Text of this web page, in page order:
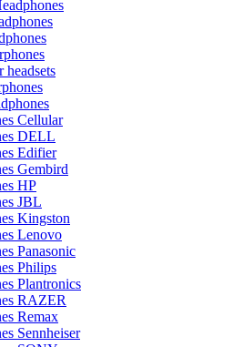
headsets
Cellular
DELL
Edifier
Gembird
HP
JBL
Kingston
Lenovo
Panasonic
Philips
Plantronics
RAZER
Remax
Sennheiser